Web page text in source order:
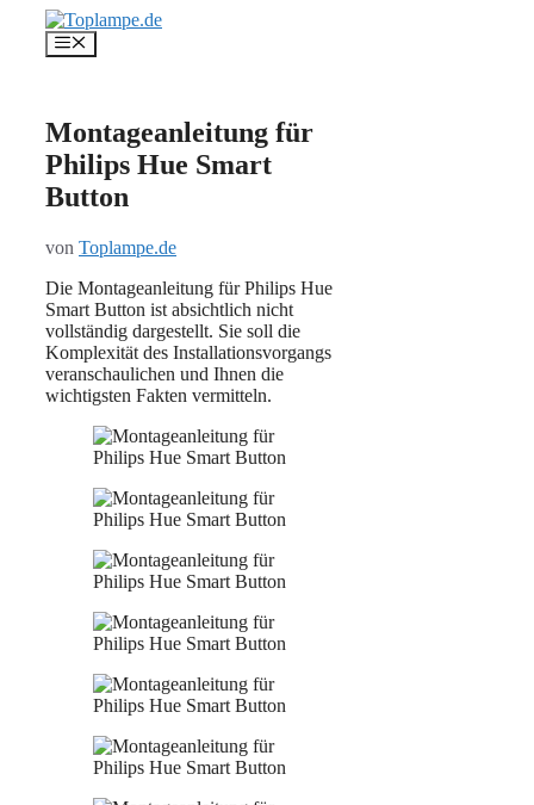
Inhalt
springen
Menü
Montageanleitung für
Philips Hue Smart
Button
von Toplampe.de
Die Montageanleitung für Philips Hue
Smart Button ist absichtlich nicht
vollständig dargestellt. Sie soll die
Komplexität des Installationsvorgangs
veranschaulichen und Ihnen die
wichtigsten Fakten vermitteln.